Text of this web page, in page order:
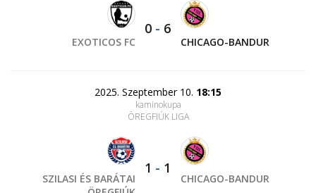
EXOTICOS FC
0 - 6
CHICAGO-BANDUR
2025. Szeptember 10. 18:15
kaminokupa
ÖREGFIÚK LIGA
SZILASI ÉS BARÁTAI
1 - 1
CHICAGO-BANDUR